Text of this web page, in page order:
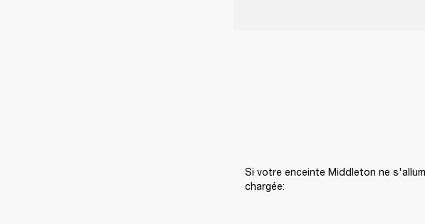
Si votre enceinte Middleton ne
chargée: